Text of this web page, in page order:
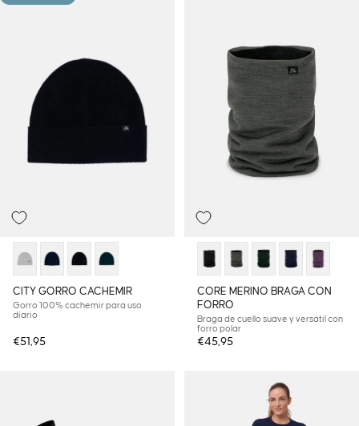
CITY GORRO CACHEMIR
Gorro 100% cachemir para uso
diario
€51,95
CORE MERINO BRAGA CON
FORRO
Braga de cuello suave y versátil con
forro polar
€45,95